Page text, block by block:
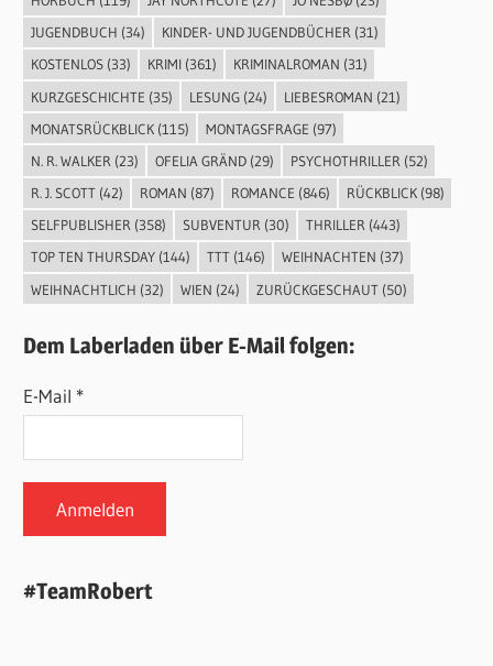
JUGENDBUCH (34) KINDER- UND JUGENDBÜCHER (31)
KOSTENLOS(33) KRIMI(361) KRIMINALROMAN (31)
KURZGESCHICHTE (35) LESUNG(24) LIEBESROMAN (21)
MONATSRÜCKBLICK(115) MONTAGSFRAGE (97)
N. R. WALKER (23) OFELIA GRÄND(29) PSYCHOTHRILLER (52)
R. J. SCOTT(42) ROMAN (87) ROMANCE (846) RÜCKBLICK(98)
SELFPUBLISHER(358) SUBVENTUR(30) THRILLER(443)
TOP TEN THURSDAY(144) TTT(146) WEIHNACHTEN (37)
WEIHNACHTLICH (32) WIEN (24) ZURÜCKGESCHAUT(50)
Dem Laberladen über E-Mail folgen:
E-Mail *
#TeamRobert